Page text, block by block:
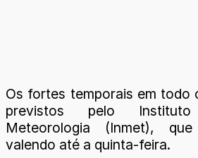
Os fortes temporais em todo
previstos pelo
Meteorologia (Inmet),
valendo até a quinta-feira.